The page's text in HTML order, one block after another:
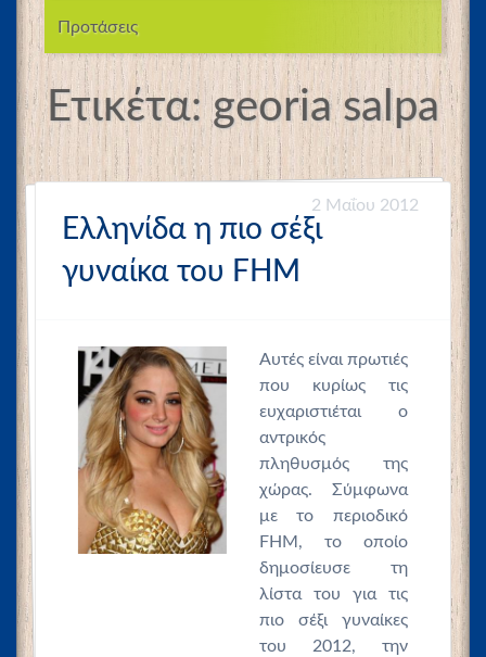
Προτάσεις
Ετικέτα:georia salpa
2 Μαΐου 2012
Ελληνίδα η πιο σέξι
γυναίκα του FHM
Αυτές είναι πρωτιές
που κυρίως τις
ευχαριστιέται ο
αντρικός
πληθυσμός της
χώρας. Σύμφωνα
με το περιοδικό
FHM, το οποίο
δημοσίευσε τη
λίστα του για τις
πιο σέξι γυναίκες
του 2012, την